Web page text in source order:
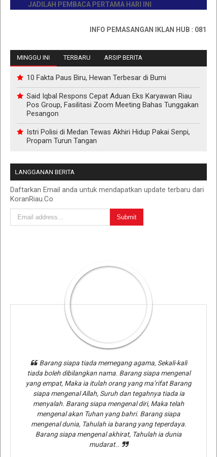
JADILAH PEMBACA PERTAMA HARI INI
INFO PEMASANGAN IKLAN HUB :
MINGGU INI TERBARU ARSIP BERITA
10 Fakta Paus Biru, Hewan Terbesar di Bumi
Said Iqbal Respons Cepat Aduan Eks Karyawan Riau
Pos Group, Fasilitasi Zoom Meeting Bahas Tunggakan
Pesangon
Istri Polisi di Medan Tewas Akhiri Hidup Pakai Senpi,
Propam Turun Tangan
LANGGANAN BERITA
Daftarkan Email anda untuk mendapatkan update terbaru dari
KoranRiau.Co
Barang siapa tiada memegang agama, Sekali-kali
tiada boleh dibilangkan nama. Barang siapa mengenal
yang empat, Maka ia itulah orang yang ma’rifat Barang
siapa mengenal Allah, Suruh dan tegahnya tiada ia
menyalah. Barang siapa mengenal diri, Maka telah
mengenal akan Tuhan yang bahri. Barang siapa
mengenal dunia, Tahulah ia barang yang teperdaya.
Barang siapa mengenal akhirat, Tahulah ia dunia
mudarat..